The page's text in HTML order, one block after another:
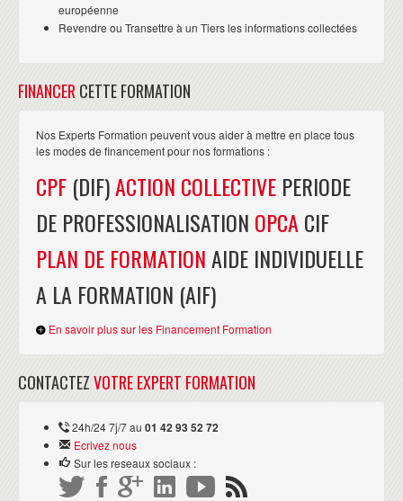
européenne
Revendre ou Transettre à un Tiers les informations collectées
FINANCER CETTE FORMATION
Nos Experts Formation peuvent vous aider à mettre en place tous
les modes de financement pour nos formations :
CPF (DIF)ACTION COLLECTIVE PERIODE
DE PROFESSIONALISATION OPCA CIF
PLAN DE FORMATIONAIDE INDIVIDUELLE
A LA FORMATION (AIF)
En savoir plus sur les Financement Formation
CONTACTEZVOTRE EXPERT FORMATION
24h/24 7j/7 au 01 42 93 52 72
Ecrivez nous
Sur les reseaux sociaux :